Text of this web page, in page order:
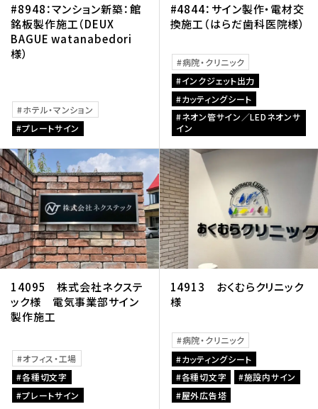
#8948：マンション新築：館
銘板製作施工（DEUX
BAGUE watanabedori
様）
ホテル・マンション
プレートサイン
#4844：サイン製作・電材交
換施工（はらだ歯科医院様）
病院・クリニック
インクジェット出力
カッティングシート
ネオン管サイン／LEDネオンサ
イン
14095 株式会社ネクステ
ック様 電気事業部サイン
製作施工
オフィス・工場
各種切文字
プレートサイン
14913 おくむらクリニック
様
病院・クリニック
カッティングシート
各種切文字
施設内サイン
屋外広告塔